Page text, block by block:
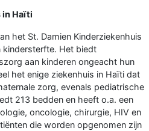
in Haïti
het St. Damien Kinderziekenhuis
kindersterfte. Het biedt
aan kinderen ongeacht hun
het enige ziekenhuis in Haïti dat
zorg, evenals pediatrische
213 bedden en heeft o.a. een
oncologie, chirurgie, HIV en
die worden opgenomen zijn